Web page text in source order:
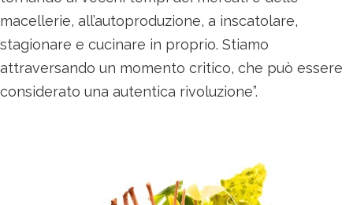
macellerie, all’autoproduzione, a inscatolare,
stagionare e cucinare in proprio. Stiamo
attraversando un momento critico, che può essere
considerato una autentica rivoluzione”.